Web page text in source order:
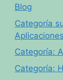
Blog
Categoría
Categoría:
Categoría: